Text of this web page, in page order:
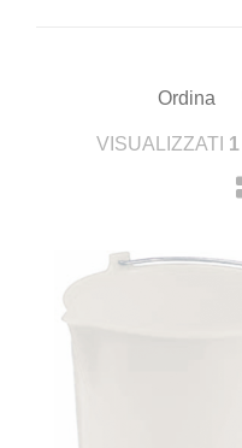
Ordina
VISUALIZZATI 1